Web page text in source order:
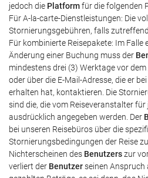
jedoch die Platformfür die folgenden
Für A-la-carte-Dienstleistungen: Die
Stornierungsgebühren, falls zutreffend.
Für kombinierte Reisepakete: Im Falle
Änderung einer Buchung muss der
mindestens drei (3) Werktage vor
oder über die E-Mail-Adresse, die er
erhalten hat, kontaktieren. Die
sind die, die vom Reiseveranstalter für
ausdrücklich angegeben werden. Der
bei unseren Reisebüros über die
Stornierungsbedingungen der Reise
Nichterscheinen des Benutzerszur
verliert der Benutzerseinen